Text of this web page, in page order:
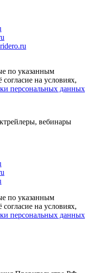
по указанным
на условиях,
персональных данных
вебинары
по указанным
на условиях,
персональных данных